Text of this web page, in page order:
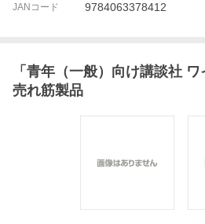
JANコード 9784063378412
「 青年（一般）向け講談社 ワ
売れ筋製品